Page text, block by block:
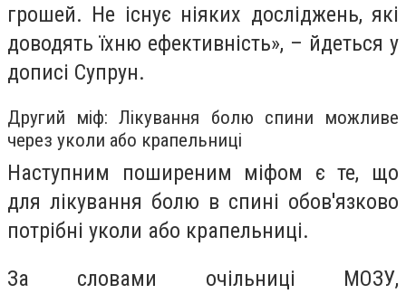
грошей. Не існує ніяких досліджень, які
доводять їхню ефективність», – йдеться у
дописі Супрун.
Другий міф: Лікування болю спини можливе
через уколи або крапельниці
Наступним поширеним міфом є те, що
для лікування болю в спині обов'язково
потрібні уколи або крапельниці.
За словами очільниці МОЗУ,